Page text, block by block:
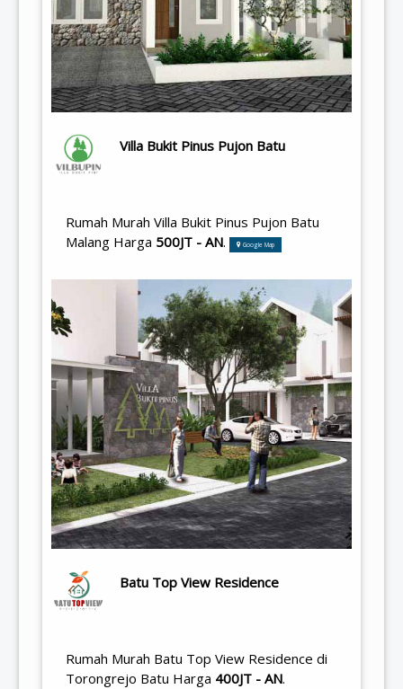
Villa Bukit Pinus Pujon Batu
Rumah Murah Villa Bukit Pinus Pujon Batu
Malang Harga 500JT - AN. Google Map
Batu Top View Residence
Rumah Murah Batu Top View Residence di
Torongrejo Batu Harga 400JT - AN.